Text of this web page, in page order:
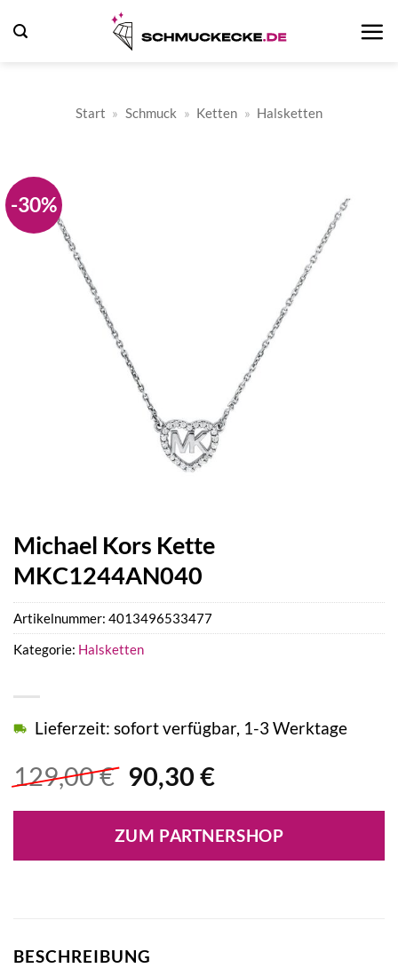
Inhalt
Start » Schmuck » Ketten » Halsketten
-30%
Michael Kors Kette
MKC1244AN040
129,00€ Ursprünglicher
war:
129,00 €
90,30 €Aktueller
ist:
90,30 €.
Lieferzeit: sofort verfügbar, 1-3 Werktage
ZUM PARTNERSHOP
Artikelnummer: 4013496533477
Kategorie: Halsketten
BESCHREIBUNG